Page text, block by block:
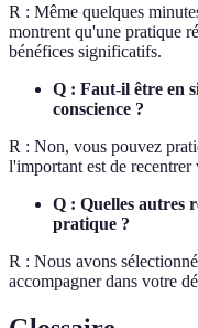
R : Même quelques
montrent qu'une pratique
bénéfices significatifs.
Q : Faut-il être en
conscience ?
R : Non, vous pouvez
l'important est de
Q : Quelles autres
pratique ?
R : Nous avons
accompagner dans votre